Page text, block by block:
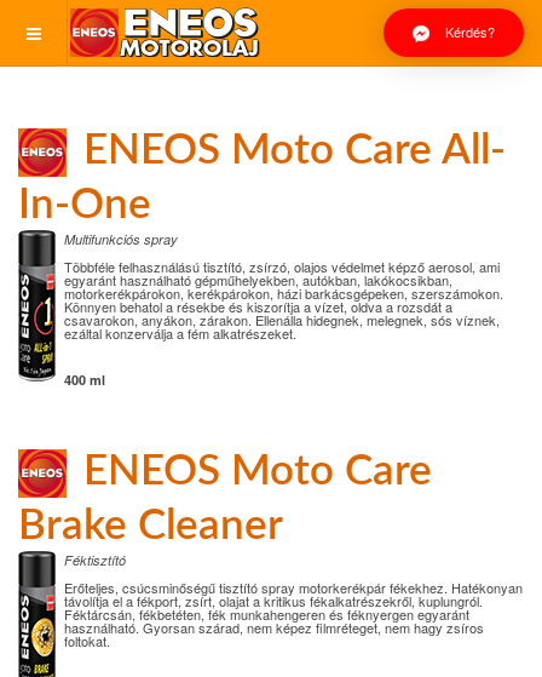
Kérdés?
ENEOS Moto Care All-
In-One
Multifunkciós spray
Többféle felhasználású tisztító, zsírzó, olajos védelmet képző aerosol, ami
egyaránt használható gépműhelyekben, autókban, lakókocsikban,
motorkerékpárokon, kerékpárokon, házi barkácsgépeken, szerszámokon.
Könnyen behatol a résekbe és kiszorítja a vízet, oldva a rozsdát a
csavarokon, anyákon, zárakon. Ellenálla hidegnek, melegnek, sós víznek,
ezáltal konzerválja a fém alkatrészeket.
400 ml
ENEOS Moto Care
Brake Cleaner
Féktisztító
Erőteljes, csúcsminőségű tisztító spray motorkerékpár fékekhez. Hatékonyan
távolítja el a fékport, zsírt, olajat a kritikus fékalkatrészekről, kuplungról.
Féktárcsán, fékbetéten, fék munkahengeren és féknyergen egyaránt
használható. Gyorsan szárad, nem képez filmréteget, nem hagy zsíros
foltokat.